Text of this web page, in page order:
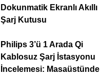
Dokunmatik Ekranlı Akıllı
Şarj Kutusu
Philips 3’ü 1 Arada Qi
Kablosuz Şarj İstasyonu
İncelemesi: Masaüstünde